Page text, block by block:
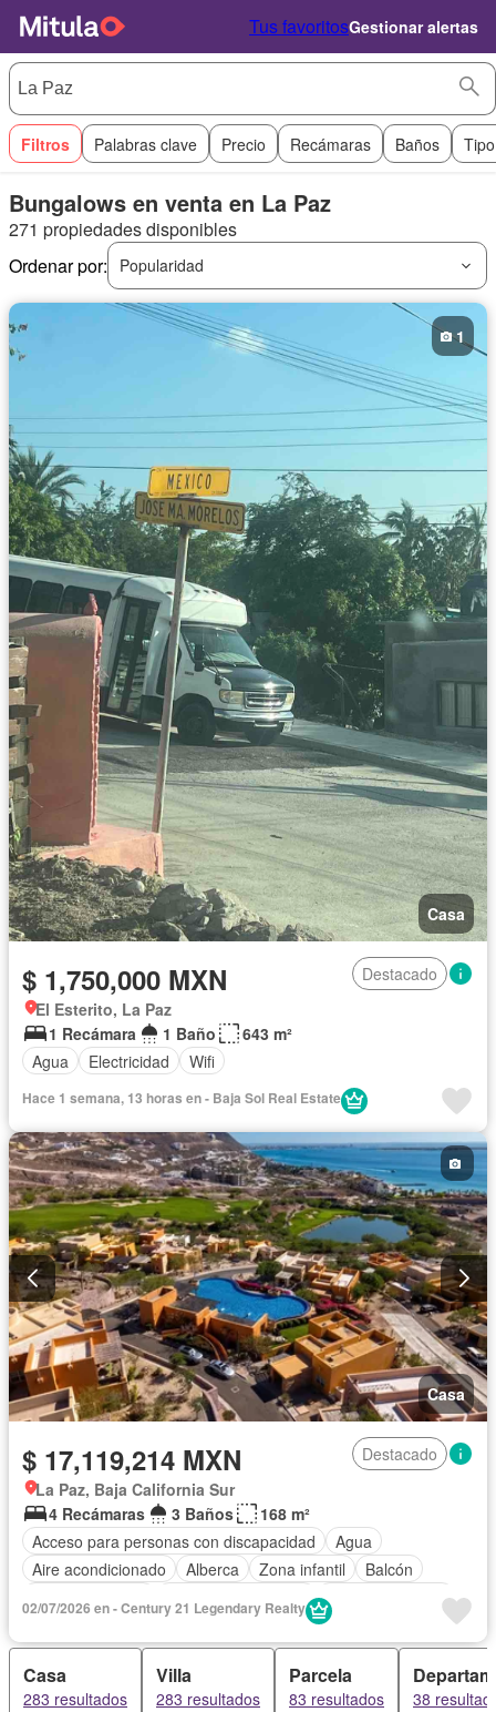
Tus favoritosGestionar alertas
Filtros Palabras clave Precio Recámaras Baños
Bungalows en venta en La Paz
271 propiedades disponibles
Ordenar por:
Popularidad
Casa
1
$ 1,750,000 MXN
Destacado
El Esterito, La Paz
1 Recámara
1 Baño
643 m²
Agua
Electricidad Wifi
Hace 1 semana, 13 horas en - Baja Sol Real Estate
Casa
$ 17,119,214 MXN
Destacado
La Paz, Baja California Sur
4 Recámaras
3 Baños
168 m²
Acceso para personas con discapacidad
Agua
Aire acondicionado
Alberca Zona infantil
Balcón
Cocina equipada
Electricidad Estacionamiento
Gimnasio
Internet
Jacuzzi Recámara con closet
Seguridad
Terraza
Vista panorámica Completamente amueblado
02/07/2026 en - Century 21 Legendary Realty
Casa
283 resultados
Villa
283 resultados
Parcela
83 resultados 38